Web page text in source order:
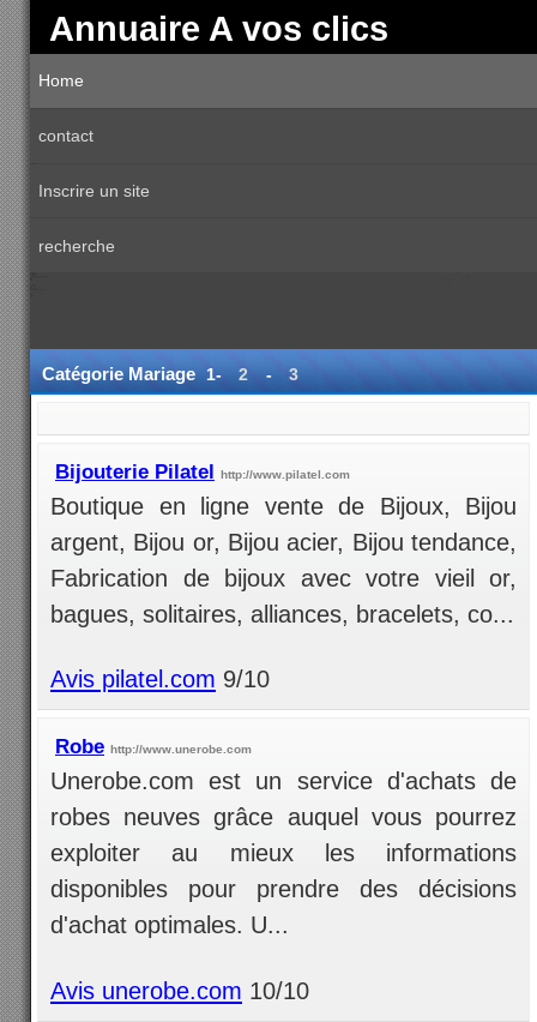
Annuaire A vos clics
Home
contact
Inscrire un site
recherche
Catégorie Mariage 1- 2 - 3
Bijouterie Pilatel http://www.pilatel.com
Boutique en ligne vente de Bijoux, Bijou
argent, Bijou or, Bijou acier, Bijou tendance,
Fabrication de bijoux avec votre vieil or,
bagues, solitaires, alliances, bracelets, co...
Avis pilatel.com 9/10
Robe http://www.unerobe.com
Unerobe.com est un service d'achats de
robes neuves grâce auquel vous pourrez
exploiter au mieux les informations
disponibles pour prendre des décisions
d'achat optimales. U...
Avis unerobe.com 10/10